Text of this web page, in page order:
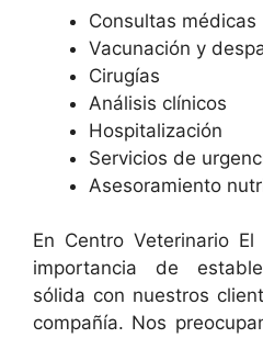
Consultas médicas
Vacunación y
Cirugías
Análisis clínicos
Hospitalización
Servicios de
Asesoramiento
En Centro Veterinario
importancia de
sólida con nuestros
compañía. Nos